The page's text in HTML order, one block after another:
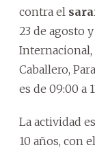
contra el
23 de agosto
Internacional,
Caballero,
es de 09:00 a
La actividad
10 años, con